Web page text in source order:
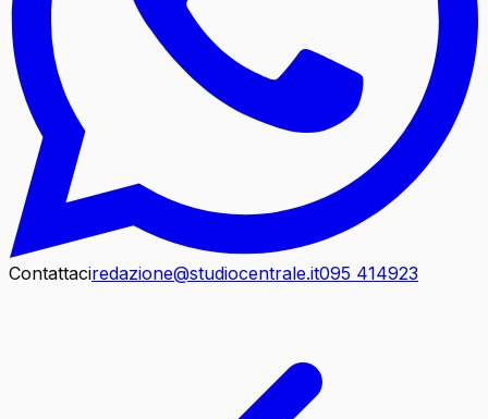
Contattaciredazione@studiocentrale.it095 414923